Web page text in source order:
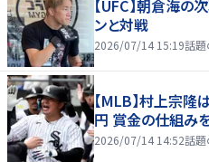
【UFC】朝倉海
ンと対戦
2026/07/14 15:19話題
【MLB】村上宗
円 賞金の仕組み
2026/07/14 14:52話題